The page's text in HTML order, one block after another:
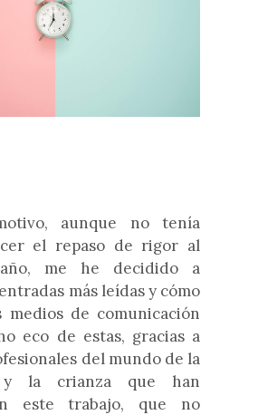
aunque no tenía
el repaso de rigor al
me he decidido a
más leídas y cómo
medios de comunicación
eco de estas, gracias a
del mundo de la
y la crianza que han
este trabajo, que no